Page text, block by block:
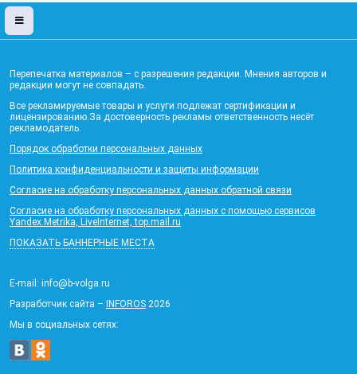
Перепечатка материалов – с разрешения редакции. Мнения авторов и
редакции могут не совпадать.
Все рекламируемые товары и услуги подлежат сертификации и
лицензированию.За достоверность рекламы ответственность несёт
рекламодатель.
Порядок обработки персональных данных
Политика конфиденциальности и защиты информации
Согласие на обработку персональных данных обратной связи
Согласие на обработку персональных данных с помощью сервисов
Yandex.Metrika, LiveInternet, top.mail.ru
ПОКАЗАТЬ БАННЕРНЫЕ МЕСТА
E-mail: info@b-volga.ru
Разработчик сайта – INFOROS 2026
Мы в социальных сетях: